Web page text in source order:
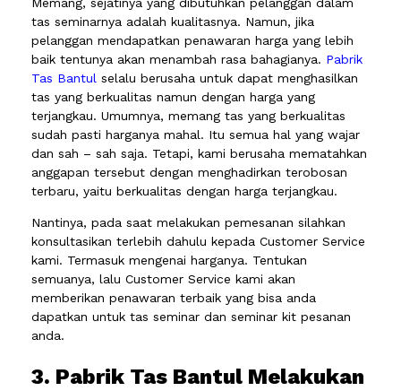
tas seminarnya adalah kualitasnya. Namun, jika
pelanggan mendapatkan penawaran harga yang lebih
baik tentunya akan menambah rasa bahagianya. Pabrik
Tas Bantul selalu berusaha untuk dapat menghasilkan
tas yang berkualitas namun dengan harga yang
terjangkau. Umumnya, memang tas yang berkualitas
sudah pasti harganya mahal. Itu semua hal yang wajar
dan sah – sah saja. Tetapi, kami berusaha mematahkan
anggapan tersebut dengan menghadirkan terobosan
terbaru, yaitu berkualitas dengan harga terjangkau.
Nantinya, pada saat melakukan pemesanan silahkan
konsultasikan terlebih dahulu kepada Customer Service
kami. Termasuk mengenai harganya. Tentukan
semuanya, lalu Customer Service kami akan
memberikan penawaran terbaik yang bisa anda
dapatkan untuk tas seminar dan seminar kit pesanan
anda.
3. Pabrik Tas Bantul Melakukan